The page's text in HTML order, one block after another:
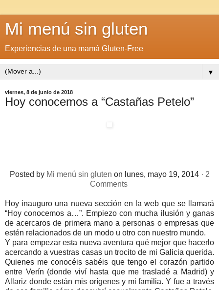
Mi menú sin gluten
Experiencias de una mamá Gluten-Free
▼
viernes, 8 de junio de 2018
Hoy conocemos a “Castañas Petelo”
Posted by Mi menú sin gluten on lunes, mayo 19, 2014 · 2
Comments
Hoy inauguro una nueva sección en la web que se llamará
“Hoy conocemos a…”. Empiezo con mucha ilusión y ganas
de acercaros de primera mano a personas o empresas que
estén relacionados de un modo u otro con nuestro mundo.
Y para empezar esta nueva aventura qué mejor que hacerlo
acercando a vuestras casas un trocito de mi Galicia querida.
Quienes me conocéis sabéis que tengo el corazón partido
entre Verín (donde viví hasta que me trasladé a Madrid) y
Allariz donde están mis orígenes y mi familia. Y fue a través